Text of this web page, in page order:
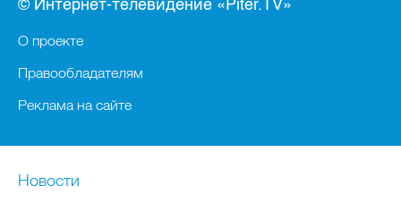
© Интернет-телевидение «Piter.TV»
О проекте
Правообладателям
Реклама на сайте
Новости